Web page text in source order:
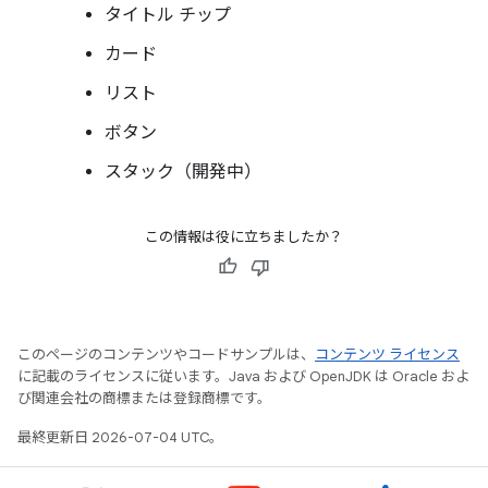
タイトル チップ
カード
リスト
ボタン
スタック（開発中）
この情報は役に立ちましたか？
このページのコンテンツやコードサンプルは、
コンテンツ ライセンス
に記載のライセンスに従います。Java および OpenJDK は Oracle およ
び関連会社の商標または登録商標です。
最終更新日 2026-07-04 UTC。